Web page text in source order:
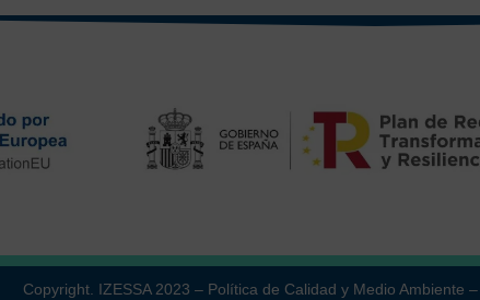
Copyright. IZESSA 2023 – Política de Calidad y Medio Ambiente –